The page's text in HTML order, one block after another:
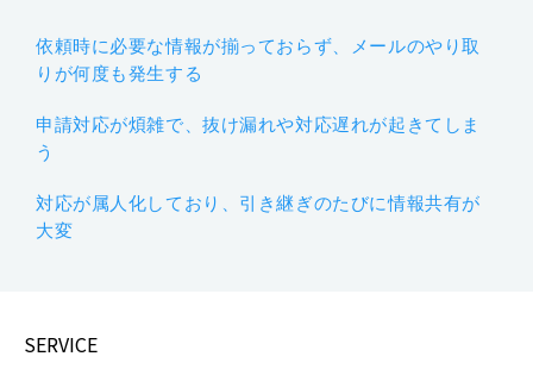
依頼時に必要な情報が揃っておらず、メールのやり取
りが何度も発生する
申請対応が煩雑で、抜け漏れや対応遅れが起きてしま
う
対応が属人化しており、引き継ぎのたびに情報共有が
大変
SERVICE